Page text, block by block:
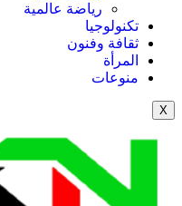
رياضة عالمية
تكنولوجيا
ثقافة وفنون
المرأة
منوعات
X